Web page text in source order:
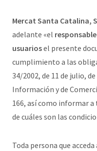
Mercat Santa Catalina,
adelante «el responsable
usuariosel presente
cumplimiento a las
34/2002, de 11 de julio,
Información y de
166, así como informar a
de cuáles son las
Toda persona que